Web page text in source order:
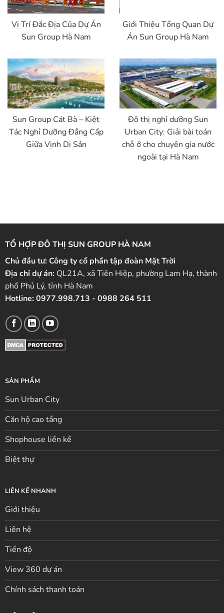
Vị Trí Đắc Địa Của Dự Án
Sun Group Hà Nam
Giới Thiệu Tổng Quan Dự
Án Sun Group Hà Nam
Sun Group Cát Bà – Kiệt
Tác Nghỉ Dưỡng Đẳng Cấp
Giữa Vịnh Di Sản
Đô thị nghỉ dưỡng Sun
Urban City: Giải bài toán
chỗ ở cho chuyên gia nước
ngoài tại Hà Nam
TỔ HỢP ĐÔ THỊ SUN GROUP HÀ NAM
Chủ đầu tư: Công ty cổ phần tập đoàn Mặt Trời
Địa chỉ dự án:QL21A, xã Tiên Hiệp, phường Lam Hạ, thành
phố Phủ Lý, tỉnh Hà Nam
Hotline:0977.998.713 - 0988 264 511
SẢN PHẨM
Sun Urban City
Căn hộ cao tầng
Shophouse liền kề
Biệt thự
LIÊN KẾ NHANH
Giới thiệu
Liên hệ
Tiến độ
View 360 dự án
Chính sách thanh toán